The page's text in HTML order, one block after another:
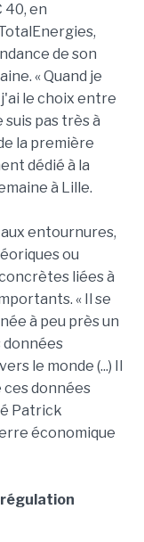
40, en
de son
« Quand je
le choix entre
pas très à
la première
dédié à la
à Lille.
entournures,
ou
liées à
« Il se
à peu près un
données
le monde (...) Il
données
Patrick
économique
régulation